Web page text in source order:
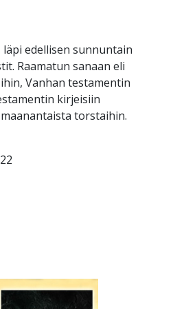
edellisen sunnuntain
Raamatun sanaan eli
Vanhan testamentin
kirjeisiin
torstaihin.